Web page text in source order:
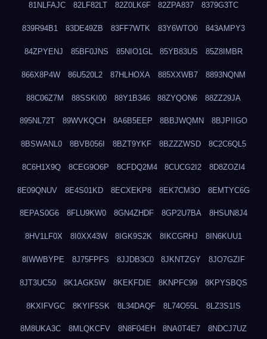
81NLFAJC 82LF82LT 82Z0LK6F 82ZPA837 8379G3TC
839R94B1 83DE49ZB 83FF7WTK 83Y6WTO0 843AMPY3
84ZPYENJ 85BF0JNS 85NIO1GL 85YB83US 85Z8IMBR
866X8P4W 86U520L2 87HLHOXA 885XXWB7 8893NQNM
88C06Z7M 88SSKI00 88Y1B346 88ZYQON6 88ZZ29JA
895NL72T 89WVKQCH 8A6B5EEP 8BBJWQMN 8BJPIIGO
8BSWANL0 8BVB056I 8BZT9YKF 8BZZZWSD 8C2C6QL5
8C6H1X9Q 8CEG9O6P 8CFDQ2M4 8CUCG2I2 8D8ZOZI4
8E09QNUV 8E4S01KD 8ECXEKP8 8EK7CM3O 8EMTYC6G
8EPAS0G6 8FLU9KW0 8GN4ZHDF 8GP2U7BA 8HSUN8J4
8HV1LF0X 8I0XX43W 8IGK9S2K 8IKCGRHJ 8IN6KUU1
8IWWBYPE 8J75FPFS 8JJDB3C0 8JKNTZGY 8JO7GZIF
8JT3UC50 8K1AGK5W 8KEKFDIE 8KNPFC99 8KPYSBQS
8KXIFVGC 8KYIF5SK 8L34DAQF 8L74O55L 8LZ3S1IS
8M8UKA3C 8MLQKCFV 8N8F04EH 8NA0T4E7 8NDCJ7UZ